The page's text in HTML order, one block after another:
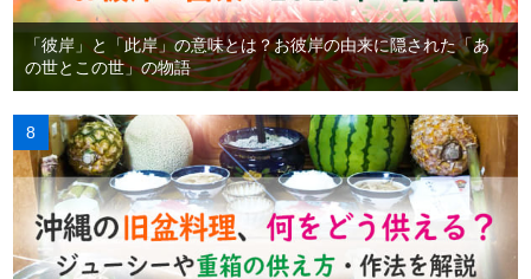
「彼岸」と「此岸」の意味とは？お彼岸の由来に隠された「あ
の世とこの世」の物語